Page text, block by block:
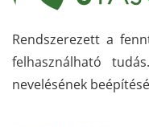
Rendszerezett a
felhasználható
nevelésének